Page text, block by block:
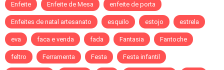
Enfeite Enfeite de Mesa enfeite de porta
Enfeites de natal artesanato esquilo estojo estrela
eva faca e venda fada Fantasia Fantoche
feltro Ferramenta Festa Festa infantil